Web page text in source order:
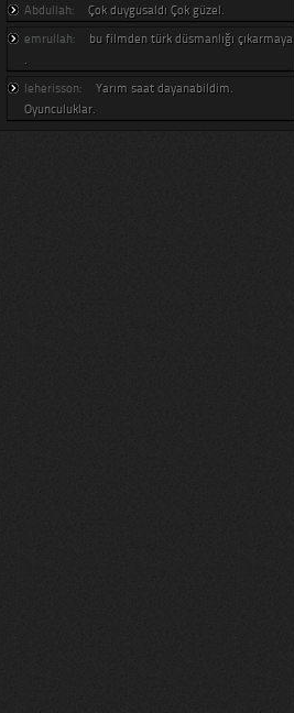
Abdullah:
Çok duygusaldı Çok güzel.
emrullah:
bu filmden türk düsmanlığı çıkarmaya
.
leherisson:
Yarım saat dayanabildim.
Oyunculuklar.